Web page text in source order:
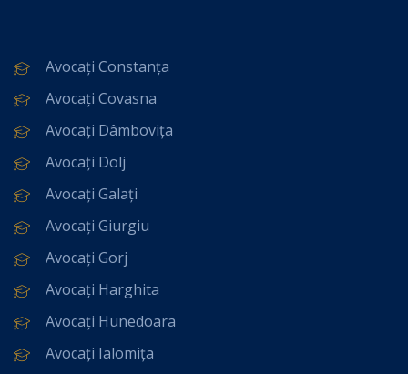
Avocați Constanța
Avocați Covasna
Avocați Dâmbovița
Avocați Dolj
Avocați Galați
Avocați Giurgiu
Avocați Gorj
Avocați Harghita
Avocați Hunedoara
Avocați Ialomița